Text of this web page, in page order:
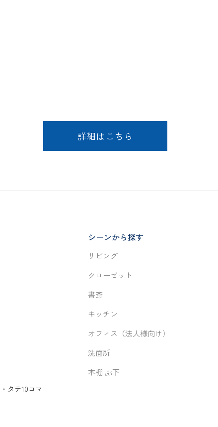
詳細はこちら
・ タテ10コマ
シーンから探す
リビング
クローゼット
書斎
キッチン
オフィス（法人様向け）
洗面所
本棚 廊下